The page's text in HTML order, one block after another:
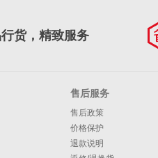
货，精致服务
售后服务
售后政策
价格保护
退款说明